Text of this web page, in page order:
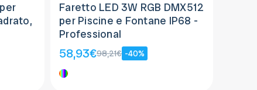
Faretto LED 3W RGB DMX512
per Piscine e Fontane IP68 -
Professional
58,93€98,21€ -40%